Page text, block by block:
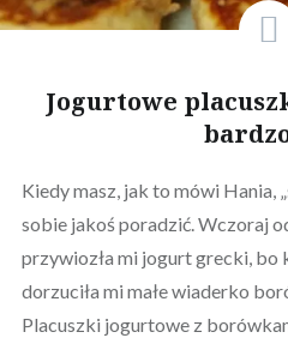
Jogurtowe
Kiedy masz, jak to mówi Hania,
sobie jakoś poradzić. Wczoraj
przywiozła mi jogurt grecki, bo
dorzuciła mi małe wiaderko
Placuszki jogurtowe z